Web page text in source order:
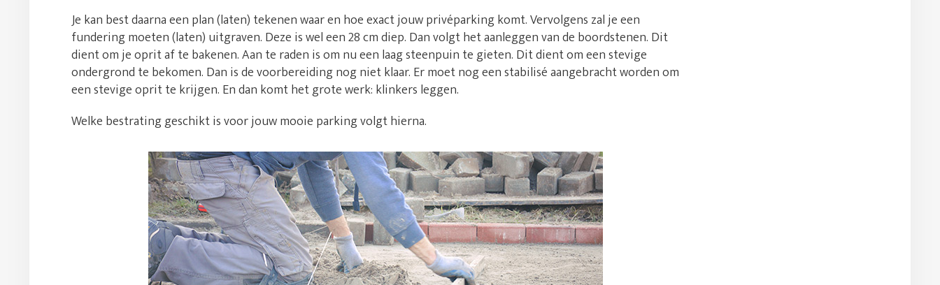
Je kan best daarna een plan (laten) tekenen waar en hoe exact jouw privéparking komt. Vervolgens zal je een
fundering moeten (laten) uitgraven. Deze is wel een 28 cm diep. Dan volgt het aanleggen van de boordstenen. Dit
dient om je oprit af te bakenen. Aan te raden is om nu een laag steenpuin te gieten. Dit dient om een stevige
ondergrond te bekomen. Dan is de voorbereiding nog niet klaar. Er moet nog een stabilisé aangebracht worden om
een stevige oprit te krijgen. En dan komt het grote werk: klinkers leggen.
Welke bestrating geschikt is voor jouw mooie parking volgt hierna.